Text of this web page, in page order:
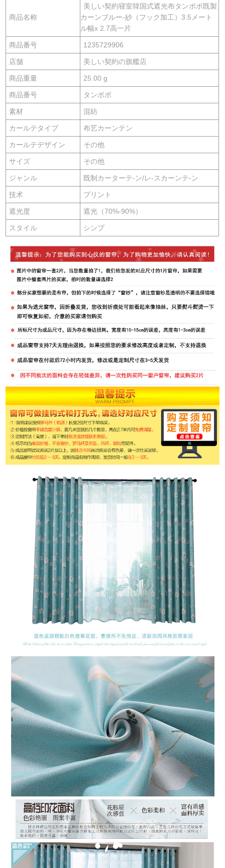
商品名称
美しい契約寝室韓国式遮光布タンポポ既製
カーンブルー-紗（フック加工）3.5メート
ル幅x 2.7高一片
商品番号 1235729906
店舗 美しい契約の旗艦店
商品重量 25.00 g
商品番号 タンポポ
素材 混紡
カールテタイプ 布艺カーンテン
カールテデザイン その他
サイズ その他
ジャンル 既制カーターテ-ン/レ-スカーンテ-ン
技术 プリント
遮光度 遮光（70%-90%）
スタイル シンプ